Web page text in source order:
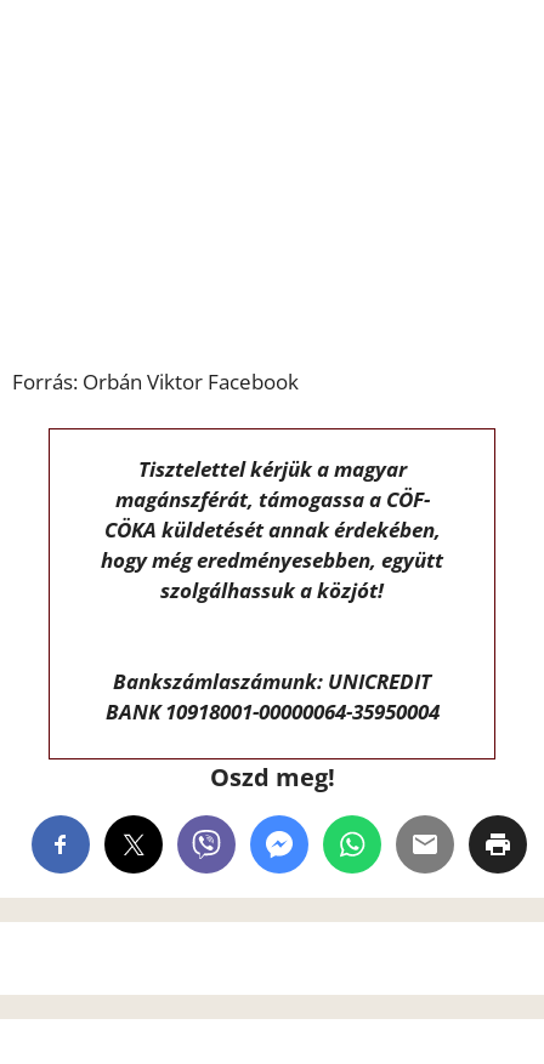
Forrás: Orbán Viktor Facebook
Tisztelettel kérjük a magyar
magánszférát, támogassa a CÖF-
CÖKA küldetését annak érdekében,
hogy még eredményesebben, együtt
szolgálhassuk a közjót!
Bankszámlaszámunk: UNICREDIT
BANK 10918001-00000064-35950004
Oszd meg!